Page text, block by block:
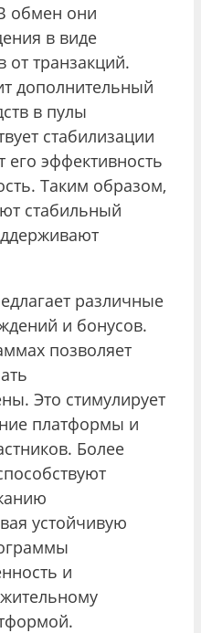
обмен они
в виде
транзакций.
дополнительный
в пулы
стабилизации
эффективность
Таким образом,
стабильный
различные
и бонусов.
позволяет
Это стимулирует
платформы и
Более
устойчивую
и